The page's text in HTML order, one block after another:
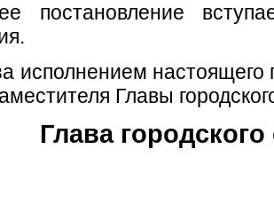
постановление
исполнением настоящего
Главы
Глава городского